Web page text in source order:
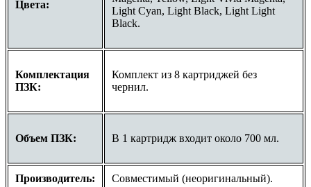
Цвета:
Light Cyan, Light Black, Light Light
Black.
Комплектация
ПЗК:
Комплект из 8 картриджей без
чернил.
Объем ПЗК: В 1 картридж входит около 700 мл.
Производитель: Совместимый (неоригинальный).